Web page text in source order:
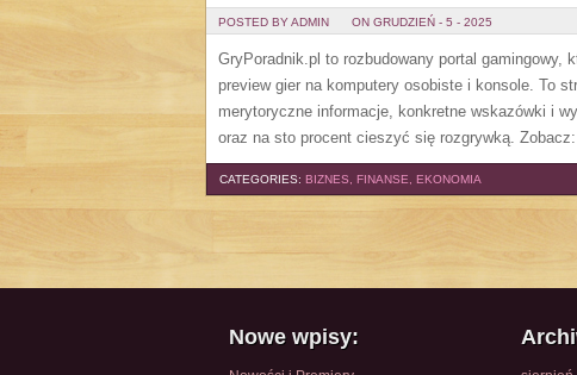
POSTED BY ADMIN ON GRUDZIEŃ - 5 - 2025
GryPoradnik.pl to rozbudowany portal gamingowy,
preview gier na komputery osobiste i konsole. To
merytoryczne informacje, konkretne wskazówki i
oraz na sto procent cieszyć się rozgrywką. Zobacz:
CATEGORIES: BIZNES, FINANSE, EKONOMIA
Nowe wpisy: